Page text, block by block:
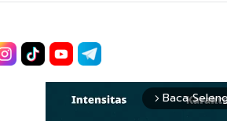
arrow_forward_ios Baca